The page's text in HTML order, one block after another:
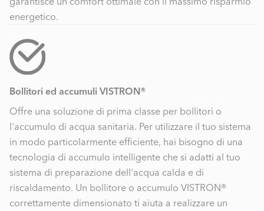
energetico.
Bollitori ed accumuli VISTRON®
Offre una soluzione di prima classe per bollitori o
l'accumulo di acqua sanitaria. Per utilizzare il tuo sistema
in modo particolarmente efficiente, hai bisogno di una
tecnologia di accumulo intelligente che si adatti al tuo
sistema di preparazione dell'acqua calda e di
riscaldamento. Un bollitore o accumulo VISTRON®
correttamente dimensionato ti aiuta a realizzare un